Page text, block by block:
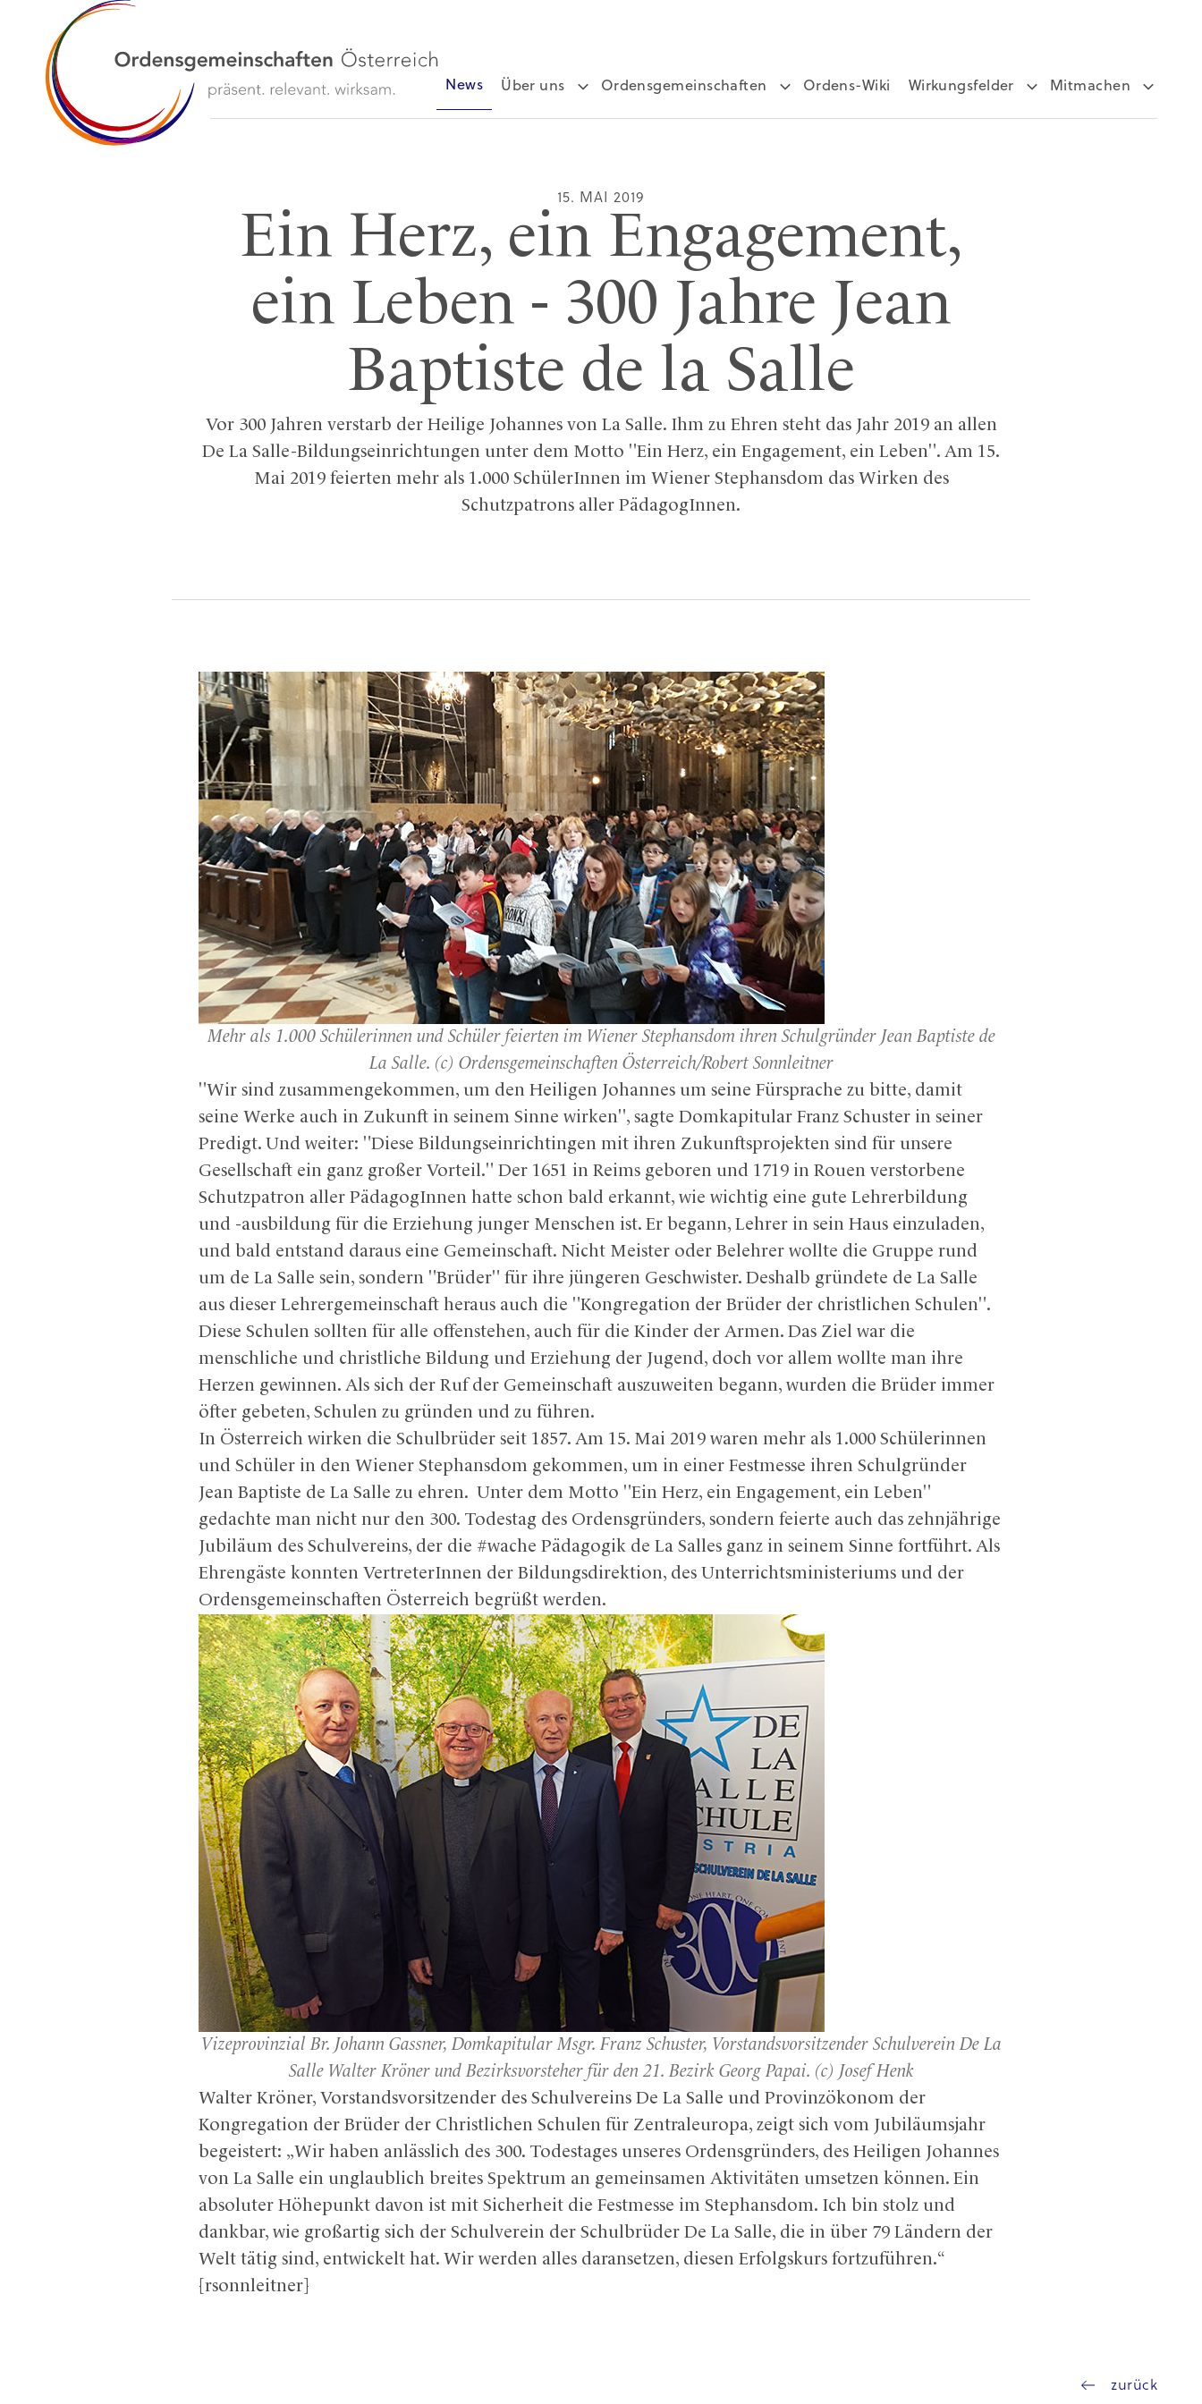
News Über uns Ordensgemeinschaften Ordens-Wiki Wirkungsfelder Mitmachen
15. MAI 2019
Ein Herz, ein Engagement,
ein Leben - 300 Jahre Jean
Baptiste de la Salle
Vor 300 Jahren verstarb der Heilige Johannes von La Salle. Ihm zu Ehren steht das Jahr 2019 an allen
De La Salle-Bildungseinrichtungen unter dem Motto "Ein Herz, ein Engagement, ein Leben". Am 15.
Mai 2019 feierten mehr als 1.000 SchülerInnen im Wiener Stephansdom das Wirken des
Schutzpatrons aller PädagogInnen.
Mehr als 1.000 Schülerinnen und Schüler feierten im Wiener Stephansdom ihren Schulgründer Jean Baptiste de
La Salle. (c) Ordensgemeinschaften Österreich/Robert Sonnleitner
"Wir sind zusammengekommen, um den Heiligen Johannes um seine Fürsprache zu bitte, damit
seine Werke auch in Zukunft in seinem Sinne wirken", sagte Domkapitular Franz Schuster in seiner
Predigt. Und weiter: "Diese Bildungseinrichtingen mit ihren Zukunftsprojekten sind für unsere
Gesellschaft ein ganz großer Vorteil." Der 1651 in Reims geboren und 1719 in Rouen verstorbene
Schutzpatron aller PädagogInnen hatte schon bald erkannt, wie wichtig eine gute Lehrerbildung
und -ausbildung für die Erziehung junger Menschen ist. Er begann, Lehrer in sein Haus einzuladen,
und bald entstand daraus eine Gemeinschaft. Nicht Meister oder Belehrer wollte die Gruppe rund
um de La Salle sein, sondern "Brüder" für ihre jüngeren Geschwister. Deshalb gründete de La Salle
aus dieser Lehrergemeinschaft heraus auch die "Kongregation der Brüder der christlichen Schulen".
Diese Schulen sollten für alle offenstehen, auch für die Kinder der Armen. Das Ziel war die
menschliche und christliche Bildung und Erziehung der Jugend, doch vor allem wollte man ihre
Herzen gewinnen. Als sich der Ruf der Gemeinschaft auszuweiten begann, wurden die Brüder immer
öfter gebeten, Schulen zu gründen und zu führen.
In Österreich wirken die Schulbrüder seit 1857. Am 15. Mai 2019 waren mehr als 1.000 Schülerinnen
und Schüler in den Wiener Stephansdom gekommen, um in einer Festmesse ihren Schulgründer
Jean Baptiste de La Salle zu ehren. Unter dem Motto "Ein Herz, ein Engagement, ein Leben"
gedachte man nicht nur den 300. Todestag des Ordensgründers, sondern feierte auch das zehnjährige
Jubiläum des Schulvereins, der die #wache Pädagogik de La Salles ganz in seinem Sinne fortführt. Als
Ehrengäste konnten VertreterInnen der Bildungsdirektion, des Unterrichtsministeriums und der
Ordensgemeinschaften Österreich begrüßt werden.
Vizeprovinzial Br. Johann Gassner, Domkapitular Msgr. Franz Schuster, Vorstandsvorsitzender Schulverein De La
Salle Walter Kröner und Bezirksvorsteher für den 21. Bezirk Georg Papai. (c) Josef Henk
Walter Kröner, Vorstandsvorsitzender des Schulvereins De La Salle und Provinzökonom der
Kongregation der Brüder der Christlichen Schulen für Zentraleuropa, zeigt sich vom Jubiläumsjahr
begeistert: „Wir haben anlässlich des 300. Todestages unseres Ordensgründers, des Heiligen Johannes
von La Salle ein unglaublich breites Spektrum an gemeinsamen Aktivitäten umsetzen können. Ein
absoluter Höhepunkt davon ist mit Sicherheit die Festmesse im Stephansdom. Ich bin stolz und
dankbar, wie großartig sich der Schulverein der Schulbrüder De La Salle, die in über 79 Ländern der
Welt tätig sind, entwickelt hat. Wir werden alles daransetzen, diesen Erfolgskurs fortzuführen.“
[rsonnleitner]
zurück